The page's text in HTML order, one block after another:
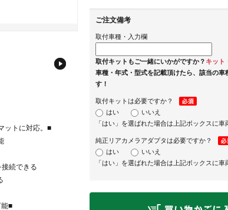
ットに対応。■
続できる
能■
ご注文備考
取付車種・入力欄
取付キットもご一緒にいかがですか？ キット
車種・年式・型式を記載頂けたら、該当の車
す！
取付キットは必要ですか？
はい
いいえ
「はい」を選ばれた場合は上記ボックスに車
純正リアカメラアダプタは必要ですか？
はい
いいえ
「はい」を選ばれた場合は上記ボックスに車